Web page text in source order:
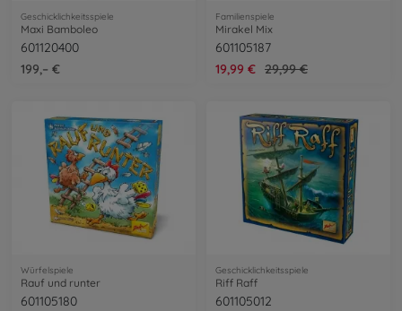
Geschicklichkeitsspiele
Maxi Bamboleo
601120400
199,– €
Familienspiele
Mirakel Mix
601105187
19,99 € 29,99 €
Würfelspiele
Rauf und runter
601105180
Geschicklichkeitsspiele
Riff Raff
601105012